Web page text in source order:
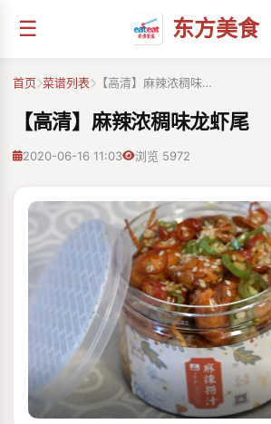
☰ 东方美食
首页 菜谱列表 【高清】麻辣浓稠味…
【高清】麻辣浓稠味龙虾尾
2020-06-16 11:03 浏览 5972